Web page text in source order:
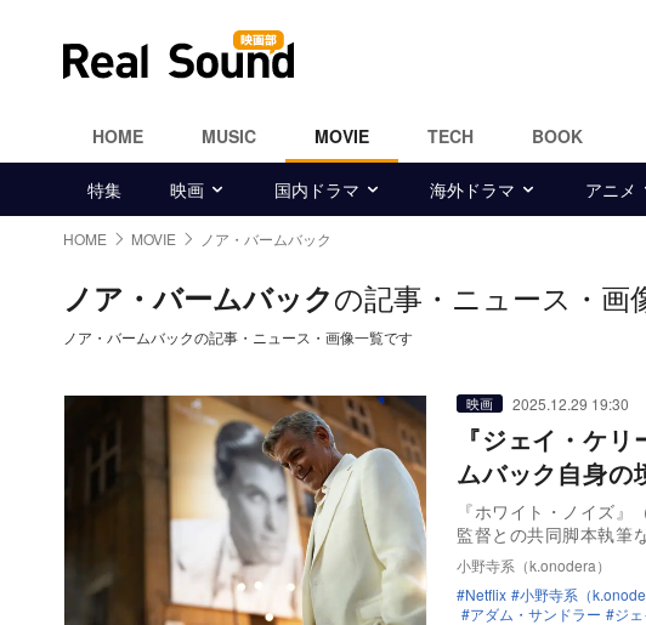
HOME MUSIC MOVIE TECH BOOK
特集 映画 国内ドラマ 海外ドラマ アニメ
HOME MOVIE ノア・バームバック
ノア・バームバックの記事・ニュース・画
ノア・バームバックの記事・ニュース・画像一覧です
映画 2025.12.29 19:30
『ジェイ・ケ
ムバック自身の
『ホワイト・ノイズ
監督との共同脚本執筆
小野寺系（k.onodera）
Netflix
小野寺系（
アダム・サンドラー
ジ